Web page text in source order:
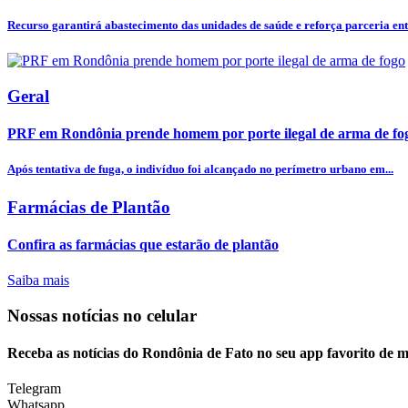
Recurso garantirá abastecimento das unidades de saúde e reforça parceria
Geral
PRF em Rondônia prende homem por porte ilegal de arma de
Após tentativa de fuga, o indivíduo foi alcançado no perímetro urbano em...
Farmácias de Plantão
Confira as farmácias que estarão de plantão
Saiba mais
Nossas notícias no celular
Receba as notícias do Rondônia de Fato no seu app favorito de
Telegram